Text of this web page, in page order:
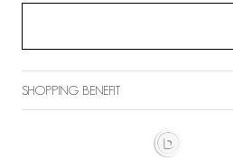
SHOPPING BENEFIT